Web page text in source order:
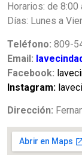
Horarios: de 8:00
Días: Lunes a
Teléfono: 809-
Email:
Facebook:
Instagram:
Dirección: